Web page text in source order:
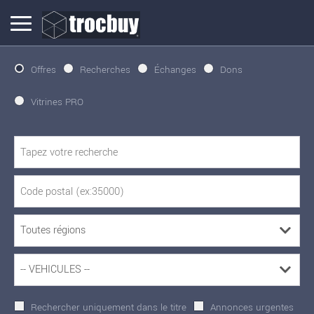
Offres Recherches Échanges Dons
Vitrines PRO
Rechercher uniquement dans le titre Annonces urgentes